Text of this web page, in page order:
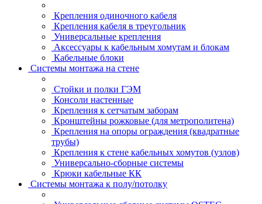
Крепления одиночного кабеля
Крепления кабеля в треугольник
Универсальные крепления
Аксессуары к кабельным хомутам и блокам
Кабельные блоки
Системы монтажа на стене
Стойки и полки ГЭМ
Консоли настенные
Крепления к сетчатым заборам
Кронштейны рожковые (для метрополитена)
Крепления на опоры ограждения (квадратные
трубы)
Крепления к стене кабельных хомутов (узлов)
Универсально-сборные системы
Крюки кабельные КК
Системы монтажа к полу/потолку